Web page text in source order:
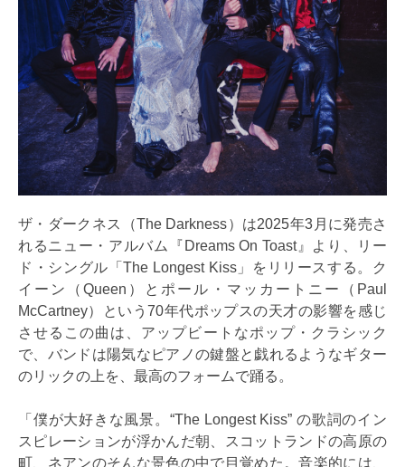
ザ・ダークネス（The Darkness）は2025年3月に発売さ
れるニュー・アルバム『Dreams On Toast』より、リー
ド・シングル「The Longest Kiss」をリリースする。ク
イーン（Queen）とポール・マッカートニー（Paul
McCartney）という70年代ポップスの天才の影響を感じ
させるこの曲は、アップビートなポップ・クラシック
で、バンドは陽気なピアノの鍵盤と戯れるようなギター
のリックの上を、最高のフォームで踊る。
「僕が大好きな風景。“The Longest Kiss” の歌詞のイン
スピレーションが浮かんだ朝、スコットランドの高原の
町、ネアンのそんな景色の中で目覚めた。音楽的には、